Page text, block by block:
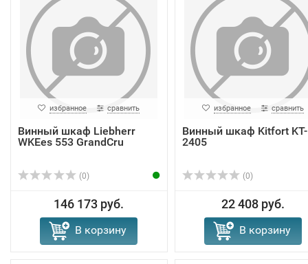
избранное сравнить
Винный шкаф Liebherr
WKEes 553 GrandCru
(0)
146 173 руб.
В корзину
избранное сравнить
Винный шкаф Kitfort KT-
2405
(0)
22 408 руб.
В корзину